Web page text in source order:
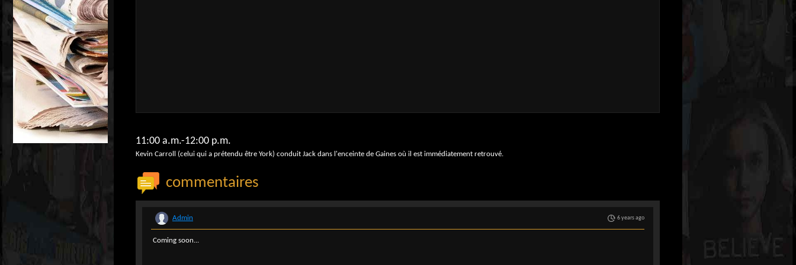
11:00 a.m.-12:00 p.m.
Kevin Carroll (celui qui a prétendu être York) conduit Jack dans l'enceinte de Gaines où il est immédiatement retrouvé.
commentaires
6 years ago
Admin
Coming soon...